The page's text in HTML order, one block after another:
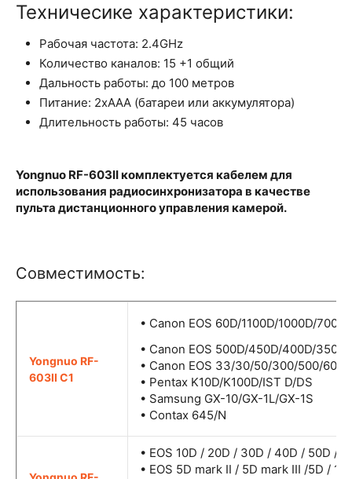
Техничесике характеристики:
Рабочая частота: 2.4GHz
Количество каналов: 15 +1 общий
Дальность работы: до 100 метров
Питание: 2хААА (батареи или аккумулятора)
Длительность работы: 45 часов
Yongnuo RF-603II комплектуется кабелем для
использования радиосинхронизатора в качестве
пульта дистанционного управления камерой.
Совместимость:
Yongnuo RF-
603II C1
• Canon EOS 60D/1100D/1000D/
• Canon EOS 500D/450D/400D/
• Canon EOS 33/30/50/300/500/60D
• Pentax K10D/K100D/IST D/DS
• Samsung GX-10/GX-1L/GX-1S
• Contax 645/N
• EOS 10D / 20D / 30D / 40D / 50D /
• EOS 5D mark II / 5D mark III /5D / 1D